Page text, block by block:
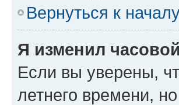
Вернуться к
Я изменил
Если вы уверены,
летнего времени,